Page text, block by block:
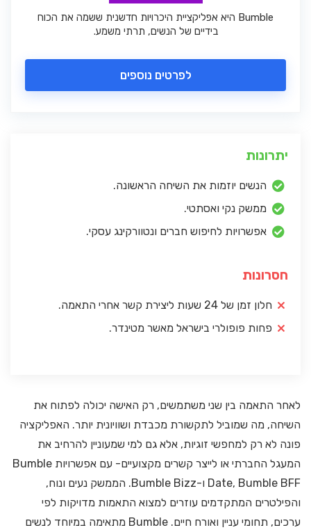
Bumble היא אפליקציית היכרויות חדשנית ששמה את הכוח
בידיים של הנשים, תרתי משמע.
לפרטים נוספים
יתרונות
הנשים יוזמות את השיחה הראשונה.
ממשק נקי ואסתטי.
אפשרויות לחיפוש חברים ונטוורקינג עסקי.
חסרונות
חלון זמן של 24 שעות ליצירת קשר אחרי התאמה.
פחות פופולרי בישראל מאשר מטינדר.
לאחר התאמה בין שני משתמשים, רק האישה יכולה לפתוח את
השיחה, מה שמוביל לתקשורת מכבדת ושוויונית יותר. האפליקציה
פונה לא רק למחפשי זוגיות, אלא גם למי שמעוניין להרחיב את
המעגל החברתי או לייצר קשרים מקצועיים- עם אפשרויות Bumble
Date, Bumble BFF ו-Bumble Bizz. הממשק נעים ונוח,
והפילטרים המתקדמים עוזרים למצוא התאמות מדויקות לפי
ערכים, תחומי עניין ואורח חיים. Bumble מתאימה במיוחד לנשים